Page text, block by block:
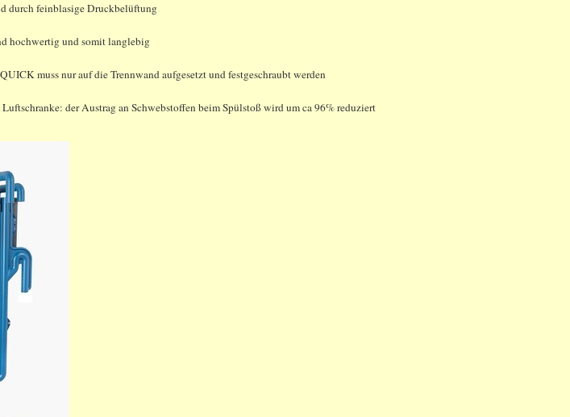
durch feinblasige Druckbelüftung
hochwertig und somit langlebig
muss nur auf die Trennwand aufgesetzt und festgeschraubt werden
der Austrag an Schwebstoffen beim Spülstoß wird um ca 96% reduziert